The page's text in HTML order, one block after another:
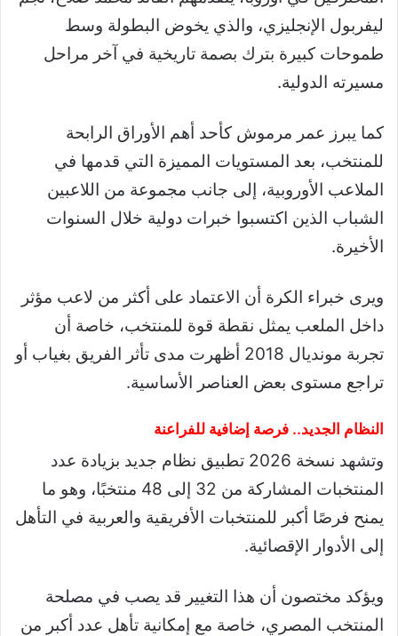
ليفربول الإنجليزي، والذي يخوض البطولة وسط
طموحات كبيرة بترك بصمة تاريخية في آخر مراحل
مسيرته الدولية.
كما يبرز عمر مرموش كأحد أهم الأوراق الرابحة
للمنتخب، بعد المستويات المميزة التي قدمها في
الملاعب الأوروبية، إلى جانب مجموعة من اللاعبين
الشباب الذين اكتسبوا خبرات دولية خلال السنوات
الأخيرة.
ويرى خبراء الكرة أن الاعتماد على أكثر من لاعب مؤثر
داخل الملعب يمثل نقطة قوة للمنتخب، خاصة أن
تجربة مونديال 2018 أظهرت مدى تأثر الفريق بغياب أو
تراجع مستوى بعض العناصر الأساسية.
النظام الجديد.. فرصة إضافية للفراعنة
وتشهد نسخة 2026 تطبيق نظام جديد بزيادة عدد
المنتخبات المشاركة من 32 إلى 48 منتخبًا، وهو ما
يمنح فرصًا أكبر للمنتخبات الأفريقية والعربية في التأهل
إلى الأدوار الإقصائية.
ويؤكد مختصون أن هذا التغيير قد يصب في مصلحة
المنتخب المصري، خاصة مع إمكانية تأهل عدد أكبر من